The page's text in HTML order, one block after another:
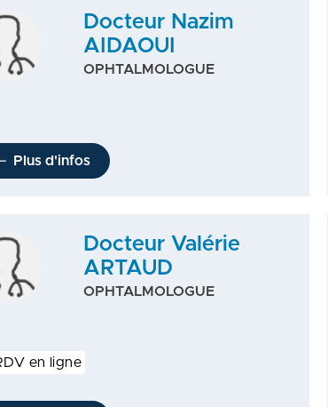
Docteur Nazim
AIDAOUI
OPHTALMOLOGUE
Plus d'infos
Docteur Valérie
ARTAUD
OPHTALMOLOGUE
en ligne